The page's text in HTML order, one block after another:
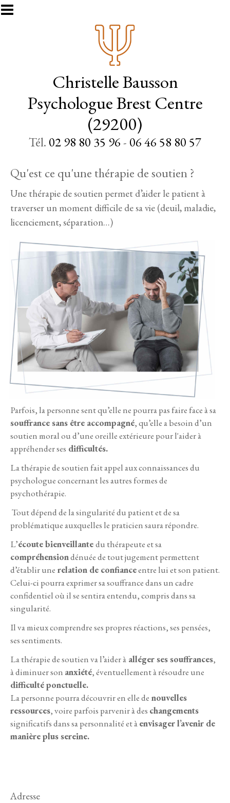
Aller au contenu principal
Christelle Bausson
Psychologue Brest Centre
(29200)
Tél. 02 98 80 35 96- 06 46 58 80 57
Qu'est ce qu'une thérapie de soutien ?
Une thérapie de soutien permet d’aider le patient à
traverser un moment difficile de sa vie (deuil, maladie,
licenciement, séparation…)
Parfois, la personne sent qu’elle ne pourra pas faire face à sa
souffrance sans être accompagné, qu’elle a besoin d’un
soutien moral ou d’une oreille extérieure pour l'aider à
appréhender ses difficultés.
La thérapie de soutien fait appel aux connaissances du
psychologue concernant les autres formes de
psychothérapie.
Tout dépend de la singularité du patient et de sa
problématique auxquelles le praticien saura répondre.
L’écoute bienveillantedu thérapeute et sa
compréhensiondénuée de tout jugement permettent
d’établir une relation de confianceentre lui et son patient.
Celui-ci pourra exprimer sa souffrance dans un cadre
confidentiel où il se sentira entendu, compris dans sa
singularité.
Il va mieux comprendre ses propres réactions, ses pensées,
ses sentiments.
La thérapie de soutien va l’aider à alléger ses souffrances,
à diminuer son anxiété, éventuellement à résoudre une
difficulté ponctuelle.
La personne pourra découvrir en elle de nouvelles
ressources, voire parfois parvenir à des changements
significatifs dans sa personnalité et àenvisager l’avenir de
manière plus sereine.
Adresse